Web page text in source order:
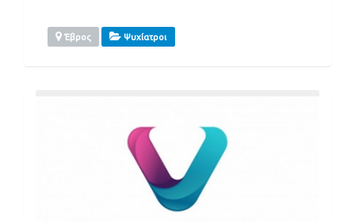
Έβρος Ψυχίατροι